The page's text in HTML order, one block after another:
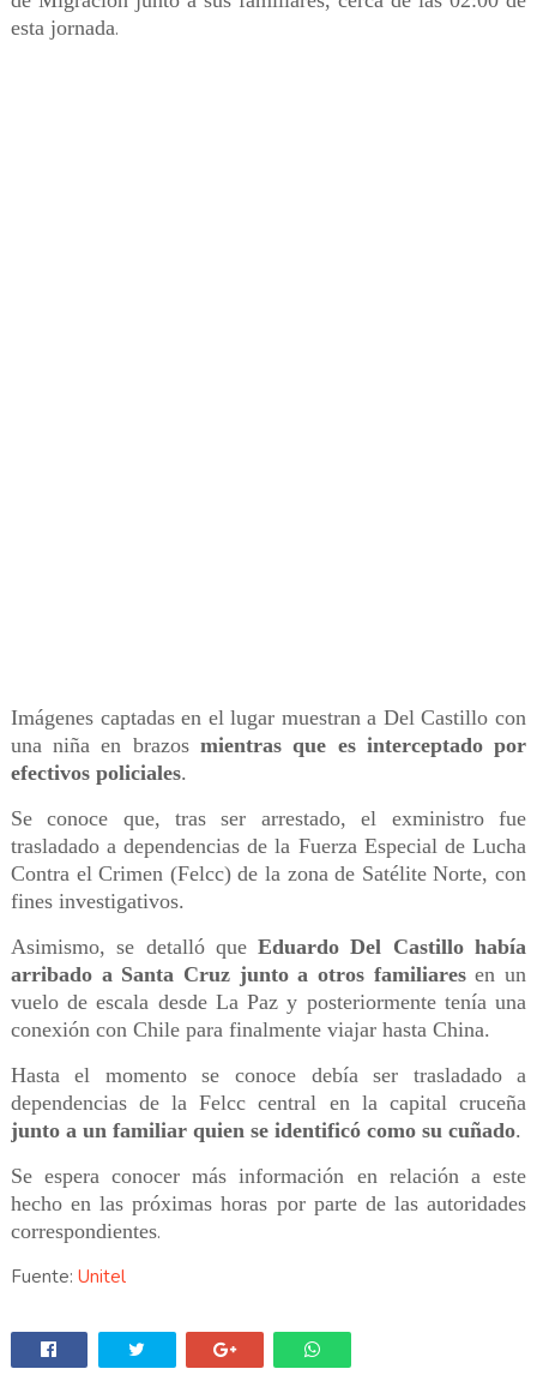
esta jornada.
Imágenes captadas en el lugar muestran a Del Castillo con
una niña en brazos mientras que es interceptado por
efectivos policiales.
Se conoce que, tras ser arrestado, el exministro fue
trasladado a dependencias de la Fuerza Especial de Lucha
Contra el Crimen (Felcc) de la zona de Satélite Norte, con
fines investigativos.
Asimismo, se detalló queEduardo Del Castillo había
arribado a Santa Cruz junto a otros familiaresen un
vuelo de escala desde La Paz y posteriormente tenía una
conexión con Chile para finalmente viajar hasta China.
Hasta el momento se conoce debía ser trasladado a
dependencias de la Felcc central en la capital cruceña
junto a un familiar quien se identificó como su cuñado.
Se espera conocer más información en relación a este
hecho en las próximas horas por parte de las autoridades
correspondientes.
Fuente: Unitel